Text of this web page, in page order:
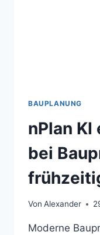
BAUPLANUNG
nPlan KI
bei
Von Alexander
Moderne